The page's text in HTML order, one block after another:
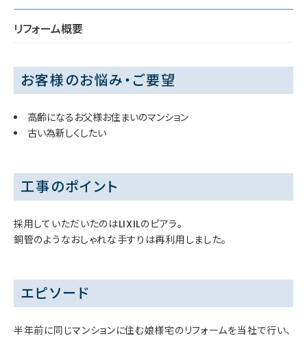
リフォーム概要
お客様のお悩み・ご要望
高齢になるお父様お住まいのマンション
古い為新しくしたい
工事のポイント
採用していただいたのはLIXILのピアラ。
銅管のようなおしゃれな手すりは再利用しました。
エピソード
半年前に同じマンションに住む娘様宅のリフォームを当社で行い、